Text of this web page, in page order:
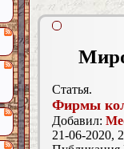
Статья.
Фирмы
Добавил:
21-06-2020,